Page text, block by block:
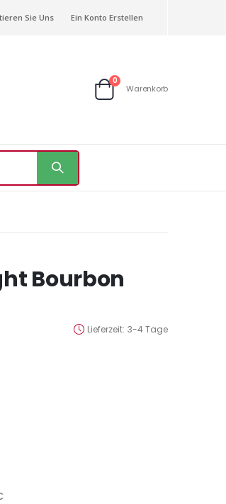
Sie Uns Ein Konto Erstellen
Warenkorb
0Artikel
Warenkorb
Bourbon
Lieferzeit 3-4 Tage